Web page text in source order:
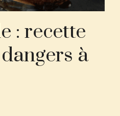
: recette
à